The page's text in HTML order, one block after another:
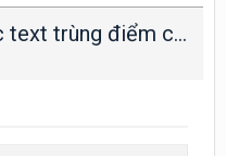
AutoCAD.NET: Chọn các text trùng điểm chèn.